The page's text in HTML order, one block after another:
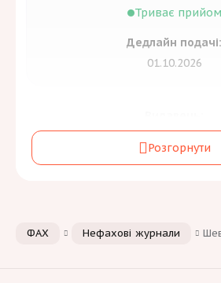
Державна науково-
України
2 на рік
Триває прийом
Дедлайн подачі:
01.10.2026
Розгорнути
ФАХ Нефахові журнали